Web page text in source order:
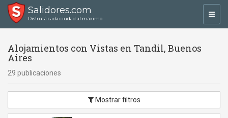
Salidores.com
Disfrutá cada ciudad al máximo
Alojamientos con Vistas en Tandil, Buenos
Aires
29 publicaciones
Mostrar filtros